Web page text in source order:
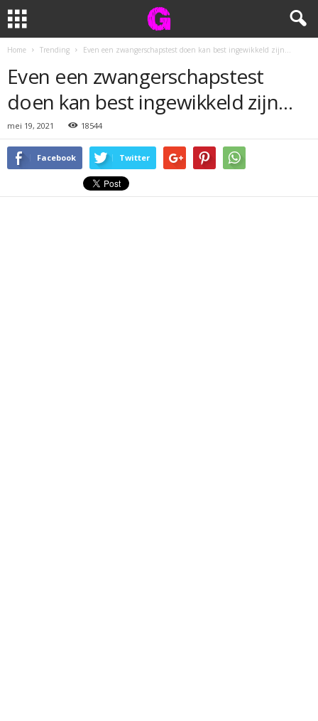
Home Trending Even een zwangerschapstest doen kan best ingewikkeld zijn…
Even een zwangerschapstest
doen kan best ingewikkeld zijn…
mei 19, 2021 18544
Facebook Twitter